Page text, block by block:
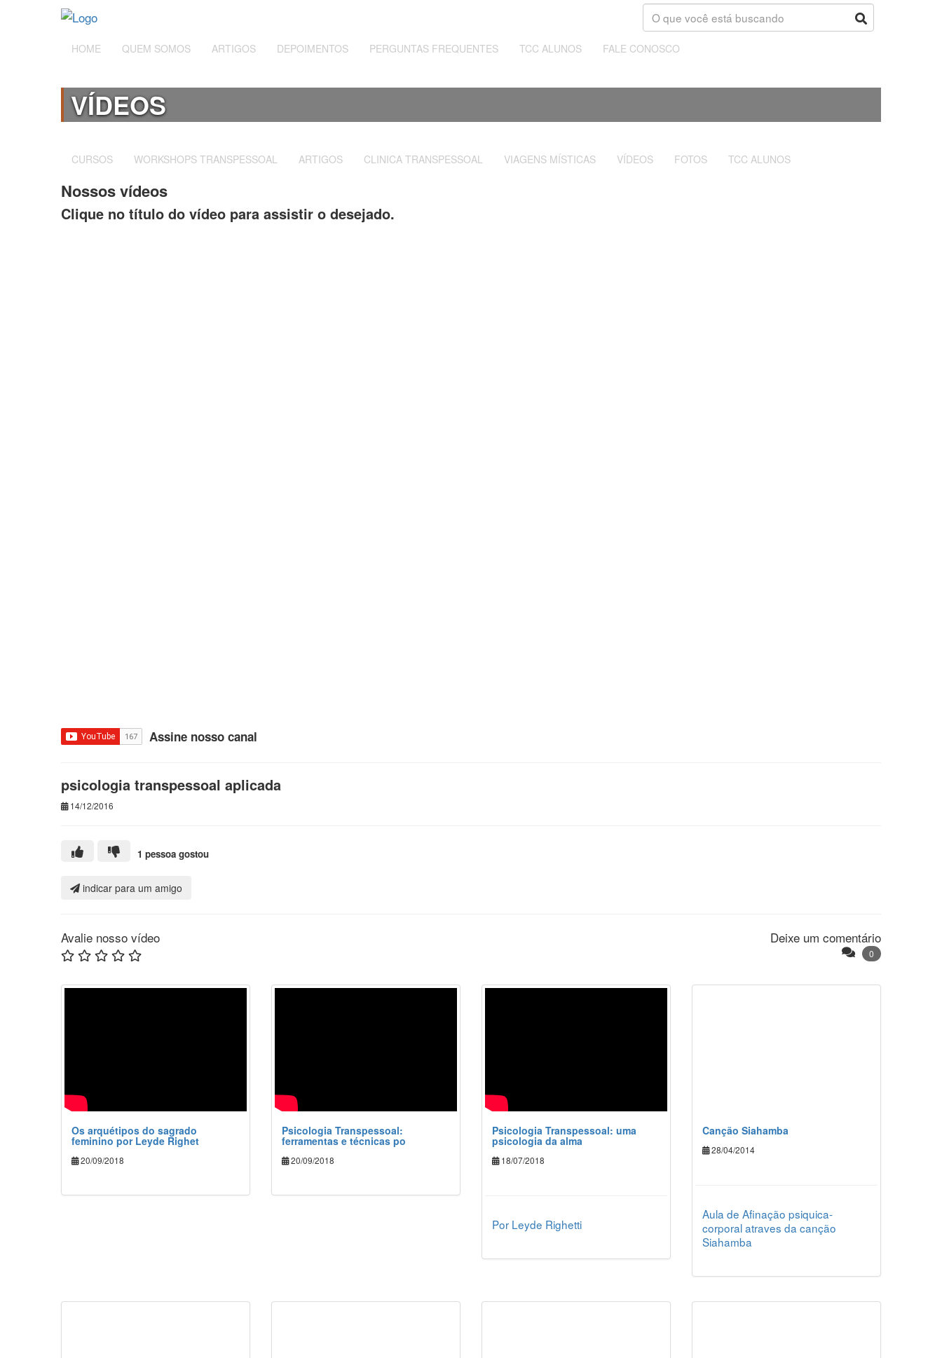
HOME QUEM SOMOS ARTIGOS DEPOIMENTOS PERGUNTAS FREQUENTES TCC ALUNOS FALE CONOSCO
VÍDEOS
CURSOS WORKSHOPS TRANSPESSOAL ARTIGOS CLINICA TRANSPESSOAL VIAGENS MÍSTICAS VÍDEOS FOTOS TCC ALUNOS
Nossos vídeos
Clique no título do vídeo para assistir o desejado.
Assine nosso canal
psicologia transpessoal aplicada
14/12/2016
1 pessoa gostou
indicar para um amigo
Avalie nosso vídeo Deixe um comentário
0
Os arquétipos do sagrado
feminino por Leyde Righet
20/09/2018
Psicologia Transpessoal:
ferramentas e técnicas po
20/09/2018
Psicologia Transpessoal: uma
psicologia da alma
18/07/2018
Por Leyde Righetti
Canção Siahamba
28/04/2014
Aula de Afinação psiquica-
corporal atraves da canção
Siahamba